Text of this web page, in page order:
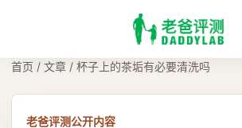
首页 / 文章 / 杯子上的茶垢有必要清洗吗
老爸评测公开内容